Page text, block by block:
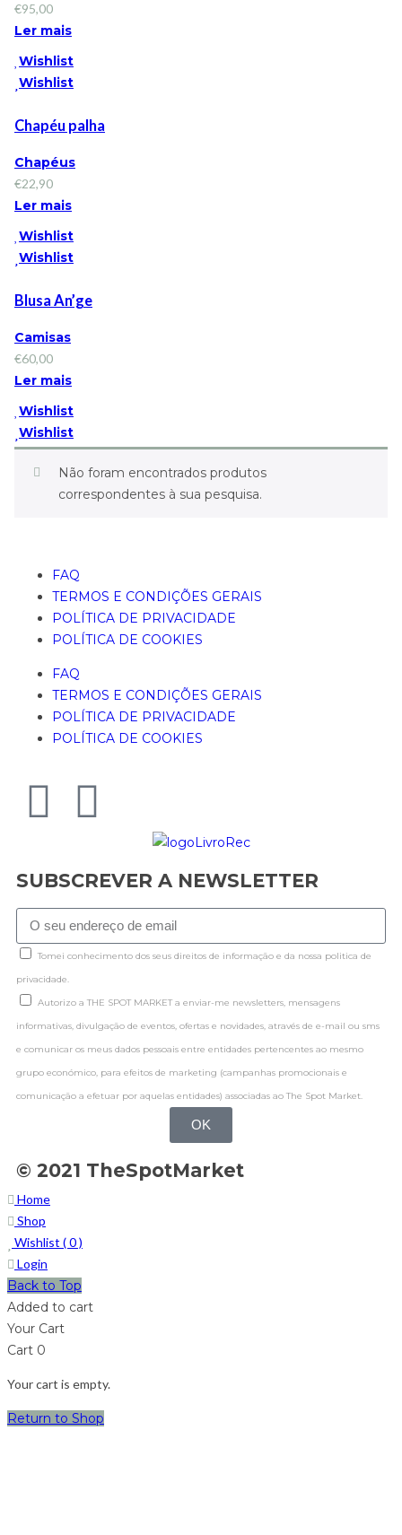
€95,00
Ler mais
Wishlist
Wishlist
Chapéu palha
Chapéus
€22,90
Ler mais
Wishlist
Wishlist
Blusa An’ge
Camisas
€60,00
Ler mais
Wishlist
Wishlist
Não foram encontrados produtos
correspondentes à sua pesquisa.
FAQ
TERMOS E CONDIÇÕES GERAIS
POLÍTICA DE PRIVACIDADE
POLÍTICA DE COOKIES
FAQ
TERMOS E CONDIÇÕES GERAIS
POLÍTICA DE PRIVACIDADE
POLÍTICA DE COOKIES
SUBSCREVER A NEWSLETTER
Tomei conhecimento dos seus direitos de informação e da nossa politica de
privacidade.
Autorizo a THE SPOT MARKET a enviar-me newsletters, mensagens
informativas, divulgação de eventos, ofertas e novidades, através de e-mail ou sms
e comunicar os meus dados pessoais entre entidades pertencentes ao mesmo
grupo económico, para efeitos de marketing (campanhas promocionais e
comunicação a efetuar por aquelas entidades) associadas ao The Spot Market.
OK
© 2021 TheSpotMarket
Home
Shop
Wishlist (0)
Login
Back to Top
Added to cart
Your Cart
Cart 0
Your cart is empty.
Return to Shop